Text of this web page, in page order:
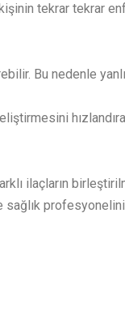
tekrar tekrar
Bu nedenle
ilaçların
sağlık